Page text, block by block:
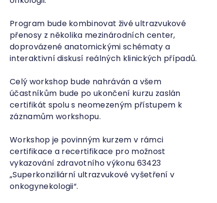
Program bude kombinovat živé ultrazvukové
přenosy z několika mezinárodních center,
doprovázené anatomickými schématy a
interaktivní diskusí reálných klinických případů.
Celý workshop bude nahráván a všem
účastníkům bude po ukončení kurzu zaslán
certifikát spolu s neomezeným přístupem k
záznamům workshopu.
Workshop je povinným kurzem v rámci
certifikace a recertifikace pro možnost
vykazování zdravotního výkonu 63423
„Superkonziliární ultrazvukové vyšetření v
onkogynekologii“.